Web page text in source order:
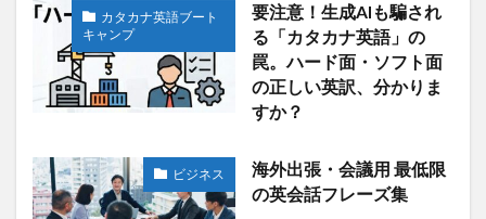
カタカナ英語ブート
キャンプ
要注意！生成AIも騙され
る「カタカナ英語」の
罠。ハード面・ソフト面
の正しい英訳、分かりま
すか？
ビジネス
海外出張・会議用 最低限
の英会話フレーズ集